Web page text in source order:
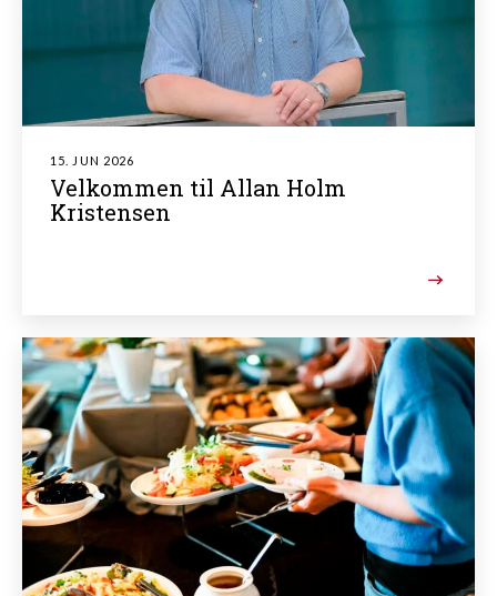
15. JUN 2026
Velkommen til Allan Holm
Kristensen